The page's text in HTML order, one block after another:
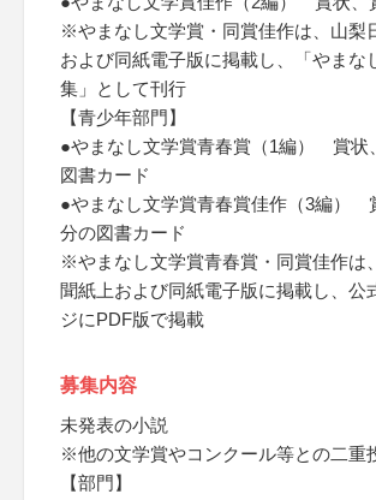
※やまなし文学賞・同賞佳作は、山梨
および同紙電子版に掲載し、「やまな
集」として刊行
【青少年部門】
●やまなし文学賞青春賞（1編） 賞状
図書カード
●やまなし文学賞青春賞佳作（3編）
分の図書カード
※やまなし文学賞青春賞・同賞佳作は
聞紙上および同紙電子版に掲載し、公
ジにPDF版で掲載
募集内容
未発表の小説
※他の文学賞やコンクール等との二重
【部門】